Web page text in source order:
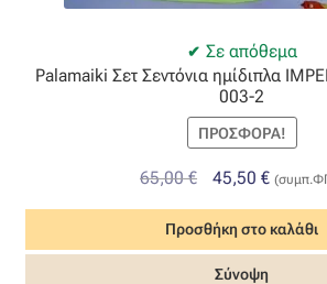
Σε απόθεμα
Palamaiki Σετ Σεντόνια ημίδιπλα
003-2
ΠΡΟΣΦΟΡΆ!
65,00€
Original
price
was:
65,00 €.
45,50 €Η
τιμή
είναι:
Προσθήκη στο καλάθι
Σύνοψη